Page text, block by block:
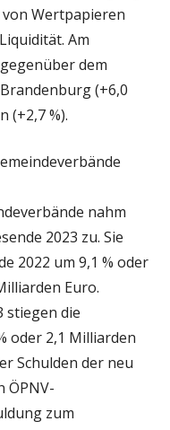
Wertpapieren
Am
dem
(+6,0
(+2,7 %).
nahm
2023 zu. Sie
2022 um 9,1 % oder
Euro.
stiegen die
oder 2,1 Milliarden
Schulden der neu
ÖPNV-
zum